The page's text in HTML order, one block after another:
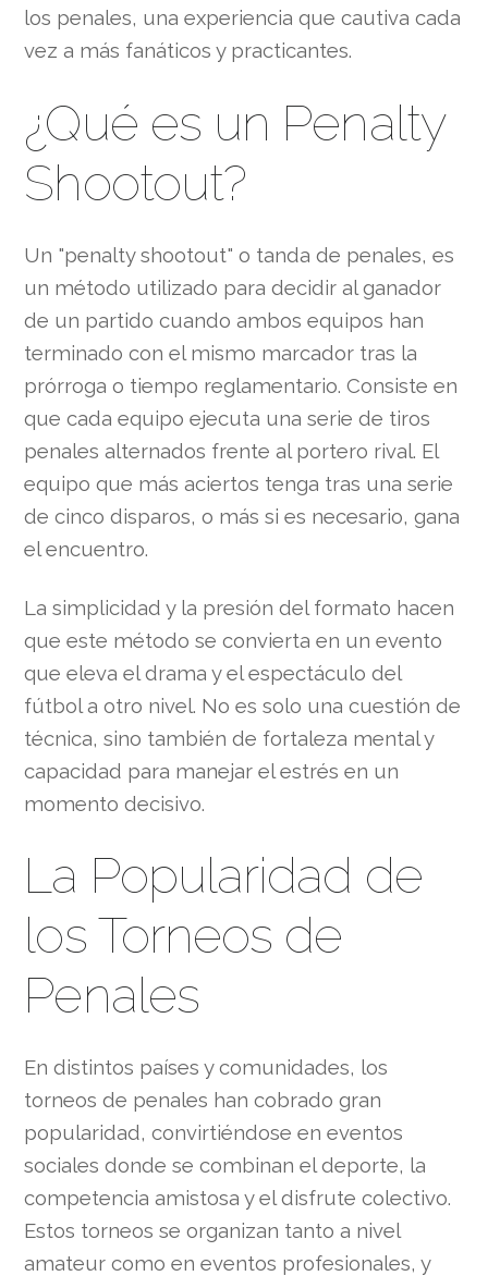
los penales, una experiencia que cautiva cada
vez a más fanáticos y practicantes.
¿Qué es un Penalty
Shootout?
Un "penalty shootout" o tanda de penales, es
un método utilizado para decidir al ganador
de un partido cuando ambos equipos han
terminado con el mismo marcador tras la
prórroga o tiempo reglamentario. Consiste en
que cada equipo ejecuta una serie de tiros
penales alternados frente al portero rival. El
equipo que más aciertos tenga tras una serie
de cinco disparos, o más si es necesario, gana
el encuentro.
La simplicidad y la presión del formato hacen
que este método se convierta en un evento
que eleva el drama y el espectáculo del
fútbol a otro nivel. No es solo una cuestión de
técnica, sino también de fortaleza mental y
capacidad para manejar el estrés en un
momento decisivo.
La Popularidad de
los Torneos de
Penales
En distintos países y comunidades, los
torneos de penales han cobrado gran
popularidad, convirtiéndose en eventos
sociales donde se combinan el deporte, la
competencia amistosa y el disfrute colectivo.
Estos torneos se organizan tanto a nivel
amateur como en eventos profesionales, y